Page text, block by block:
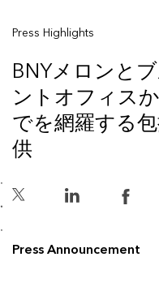
Press Highlights
BNYメロンと
ントオフィス
でを網羅する
供
Press Announcement